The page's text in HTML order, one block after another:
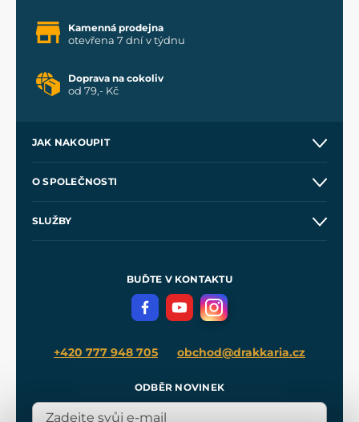
Kamenná prodejna
otevřena 7 dní v týdnu
Doprava na cokoliv
od 79,- Kč
JAK NAKOUPIT
Velkoobchod
O SPOLEČNOSTI
SLUŽBY
Meče pro Kingdom Come
BUĎTE V KONTAKTU
+420 777 948 705 obchod@drakkaria.cz
ODBĚR NOVINEK